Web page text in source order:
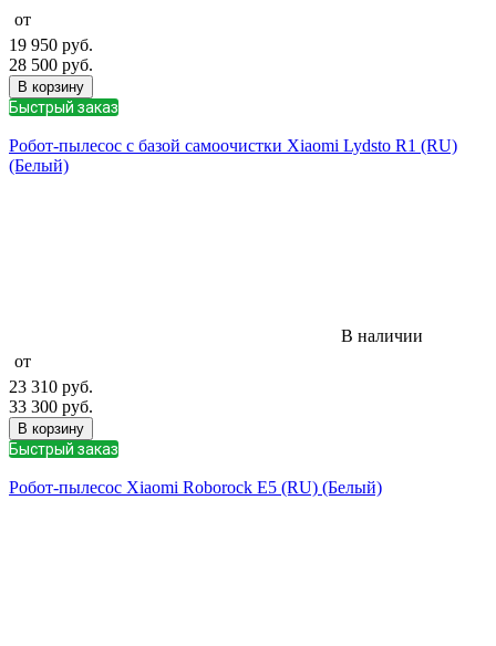
от
19 950 руб.
28 500 руб.
В корзину
Быстрый заказ
Робот-пылесос с базой самоочистки Xiaomi Lydsto R1 (RU)
(Белый)
В наличии
от
23 310 руб.
33 300 руб.
В корзину
Быстрый заказ
Робот-пылесос Xiaomi Roborock E5 (RU) (Белый)